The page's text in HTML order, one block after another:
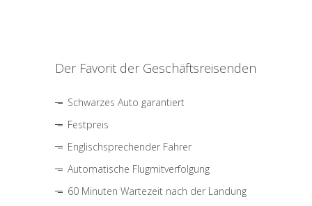
Der Favorit der Geschäftsreisenden
Schwarzes Auto garantiert
Festpreis
Englischsprechender Fahrer
Automatische Flugmitverfolgung
60 Minuten Wartezeit nach der Landung